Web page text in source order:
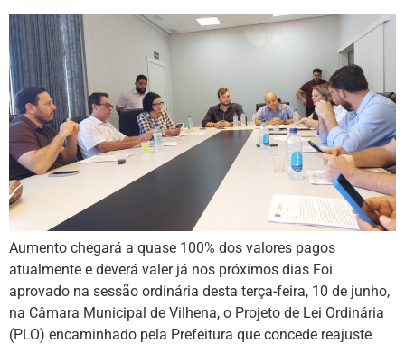
Aumento chegará a quase 100% dos valores pagos
atualmente e deverá valer já nos próximos dias Foi
aprovado na sessão ordinária desta terça-feira, 10 de junho,
na Câmara Municipal de Vilhena, o Projeto de Lei Ordinária
(PLO) encaminhado pela Prefeitura que concede reajuste